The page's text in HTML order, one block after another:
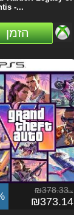
-...
הזמן
₪378.33ils
₪373.14